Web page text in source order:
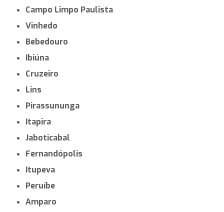
Campo Limpo Paulista
Vinhedo
Bebedouro
Ibiúna
Cruzeiro
Lins
Pirassununga
Itapira
Jaboticabal
Fernandópolis
Itupeva
Peruíbe
Amparo